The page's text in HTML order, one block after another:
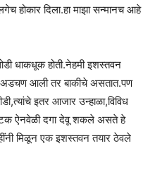
होकार दिला.हा माझा सन्मानच आहे
धाकधूक होती.नेहमी इशस्तवन
अडचण आली तर बाकीचे असतात.पण
इतर आजार उन्हाळा,विविध
ऐनवेळी दगा देवू शकले असते हे
मिळून एक इशस्तवन तयार ठेवले